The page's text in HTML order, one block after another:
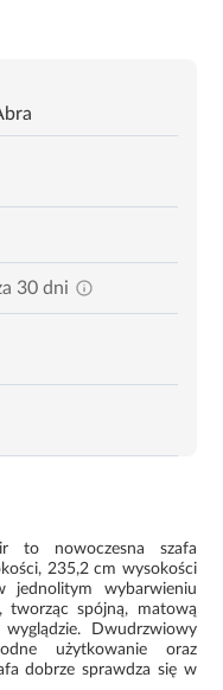
30 dni
to nowoczesna szafa
235,2 cm wysokości
jednolitym wybarwieniu
tworząc spójną, matową
Dwudrzwiowy
użytkowanie oraz
dobrze sprawdza się w